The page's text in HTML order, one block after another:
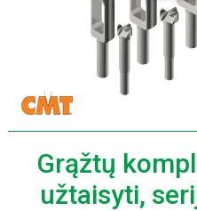
Grąžtų
užtaisyti,